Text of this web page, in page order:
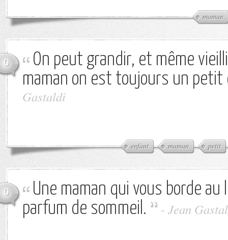
maman
0
On peut grandir, et même
maman on est toujours un petit
Gastaldi
enfant maman petit
0
Une maman qui vous borde
parfum de sommeil.
- Jean